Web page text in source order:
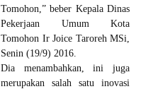
Tomohon,” beber Kepala Dinas
Pekerjaan Umum Kota
Tomohon Ir Joice Taroreh MSi,
Senin (19/9) 2016.
Dia menambahkan, ini juga
merupakan salah satu inovasi